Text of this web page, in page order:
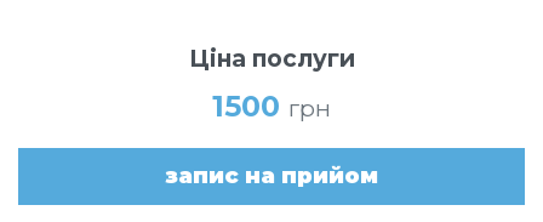
Ціна послуги
1500 грн
запис на прийом